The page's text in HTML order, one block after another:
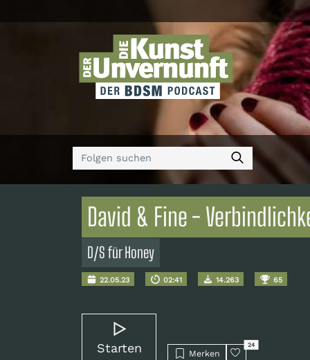
David & Fine -
D/S für Honey
22.05.23 02:41 14.263 65
Starten Merken
24